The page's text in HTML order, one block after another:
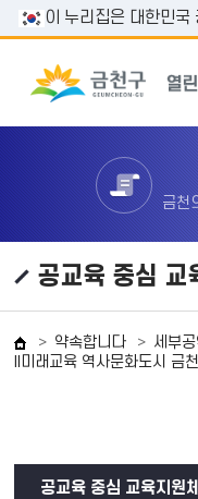
이 누리집은 대한민국
금천
공교육 중심 교
약속합니다
세부
II미래교육 역사문화도시 금천
공교육 중심 교육지원